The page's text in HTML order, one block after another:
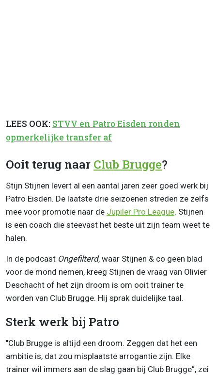
LEES OOK: STVV en Patro Eisden ronden
opmerkelijke transfer af
Ooit terug naar Club Brugge?
Stijn Stijnen levert al een aantal jaren zeer goed werk bij
Patro Eisden. De laatste drie seizoenen streden ze zelfs
mee voor promotie naar de Jupiler Pro League. Stijnen
is een coach die steevast het beste uit zijn team weet te
halen.
In de podcast Ongefilterd, waar Stijnen & co geen blad
voor de mond nemen, kreeg Stijnen de vraag van Olivier
Deschacht of het zijn droom is om ooit trainer te
worden van Club Brugge. Hij sprak duidelijke taal.
Sterk werk bij Patro
"Club Brugge is altijd een droom. Zeggen dat het een
ambitie is, dat zou misplaatste arrogantie zijn. Elke
trainer wil immers aan de slag gaan bij Club Brugge”, zei